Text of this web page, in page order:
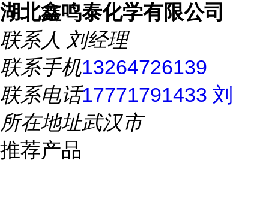
湖北鑫鸣泰化学有限公司
联系人 刘经理
联系手机13264726139
联系电话17771791433 刘
所在地址武汉市
推荐产品